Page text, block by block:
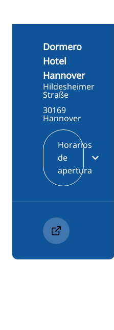
Dormero
Hotel
Hannover
Hildesheimer
Straße
30169
Hannover
Horarios
de
apertura